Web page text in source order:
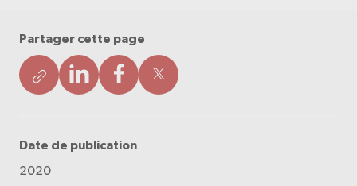
Partager cette page
Date de publication
2020